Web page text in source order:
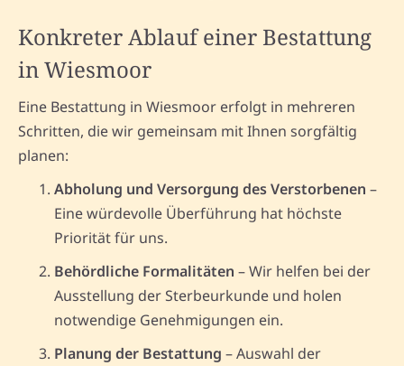
Konkreter Ablauf einer Bestattung
in Wiesmoor
Eine Bestattung in Wiesmoor erfolgt in mehreren
Schritten, die wir gemeinsam mit Ihnen sorgfältig
planen:
Abholung und Versorgung des Verstorbenen –
Eine würdevolle Überführung hat höchste
Priorität für uns.
Behördliche Formalitäten – Wir helfen bei der
Ausstellung der Sterbeurkunde und holen
notwendige Genehmigungen ein.
Planung der Bestattung – Auswahl der